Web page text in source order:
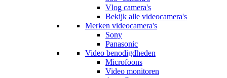
Vlog camera's
Bekijk alle videocamera's
Merken videocamera's
Sony
Panasonic
Video benodigdheden
Microfoons
Video monitoren